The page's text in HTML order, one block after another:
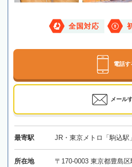
全国対応
電話す
メール
最寄駅 JR・東京メトロ「駒込駅
所在地
〒170-0003 東京都豊島